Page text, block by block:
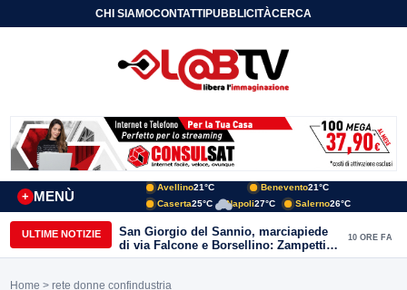
CHI SIAMOCONTATTIPUBBLICITÀCERCA
MENÙ
+
Avellino21°C Benevento21°C
Caserta25°C Napoli27°C Salerno26°C
ULTIME NOTIZIE
San Giorgio del Sannio, marciapiede
di via Falcone e Borsellino: Zampetti e
Lombardi replicano alle polemiche
10 ORE FA
Home > rete donne confindustria